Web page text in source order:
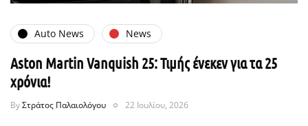
Auto News News
Aston Martin Vanquish 25: Τιμής ένεκεν για τα 25
χρόνια!
ByΣτράτος Παλαιολόγου 22 Ιουλίου, 2026